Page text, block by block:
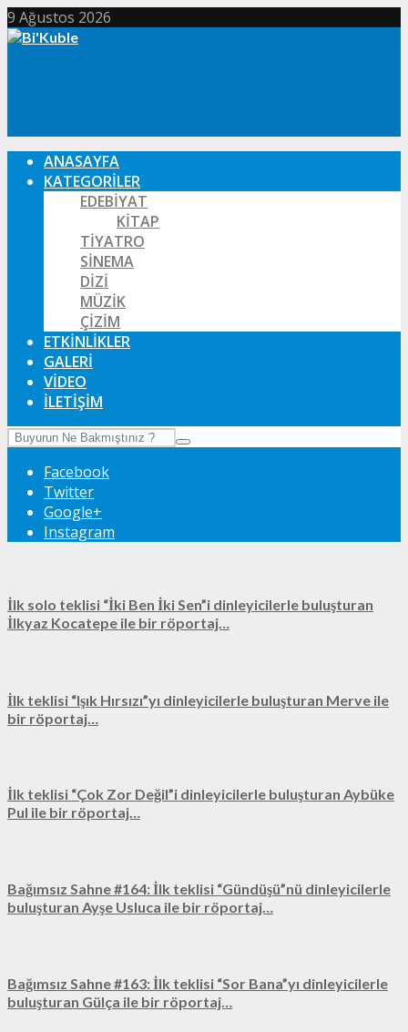
9 Ağustos 2026
ANASAYFA
KATEGORILER
EDEBIYAT
KITAP
TIYATRO
SINEMA
DIZI
MÜZIK
ÇIZIM
ETKINLIKLER
GALERI
VIDEO
İLETIŞIM
Facebook
Twitter
Google+
Instagram
İlk solo teklisi “İki Ben İki Sen”i dinleyicilerle buluşturan
İlkyaz Kocatepe ile bir röportaj…
İlk teklisi “Işık Hırsızı”yı dinleyicilerle buluşturan Merve ile
bir röportaj…
İlk teklisi “Çok Zor Değil”i dinleyicilerle buluşturan Aybüke
Pul ile bir röportaj…
Bağımsız Sahne #164: İlk teklisi “Gündüşü”nü dinleyicilerle
buluşturan Ayşe Usluca ile bir röportaj…
Bağımsız Sahne #163: İlk teklisi “Sor Bana”yı dinleyicilerle
buluşturan Gülça ile bir röportaj…